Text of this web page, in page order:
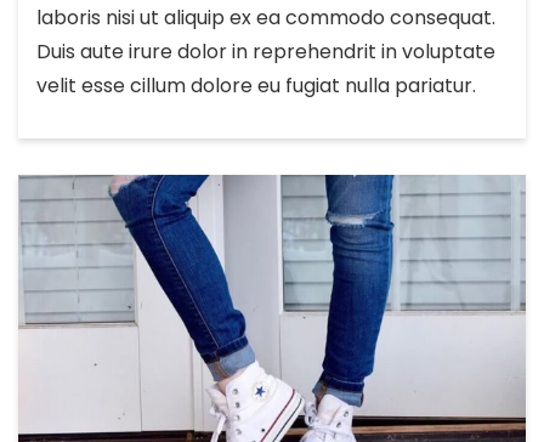
laboris nisi ut aliquip ex ea commodo consequat.
Duis aute irure dolor in reprehendrit in voluptate
velit esse cillum dolore eu fugiat nulla pariatur.